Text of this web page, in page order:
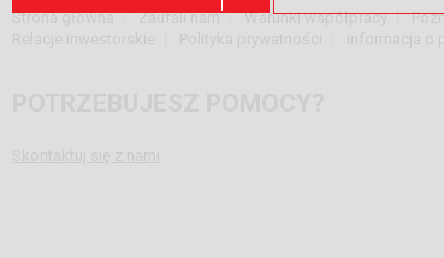
Strona główna Zaufali nam Warunki współpracy